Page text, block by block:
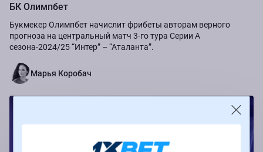
БК Олимпбет
Букмекер Олимпбет начислит фрибеты авторам верного
прогноза на центральный матч 3-го тура Серии А
сезона-2024/25 “Интер” – “Аталанта”.
Марья Коробач